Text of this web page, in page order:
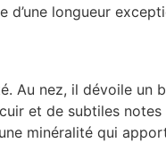
longueur
Au nez, il dévoile un
et de subtiles notes
minéralité qui